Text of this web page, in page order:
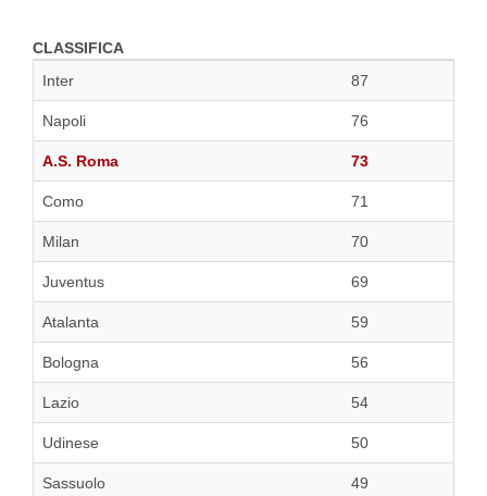
CLASSIFICA
Inter
87
Napoli 76
A.S. Roma 73
Como 71
Milan 70
Juventus 69
Atalanta 59
Bologna 56
Lazio 54
Udinese 50
Sassuolo 49